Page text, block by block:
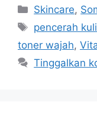
Kategori
Skincare,
Tag
pencerah
toner wajah,
Tinggalkan